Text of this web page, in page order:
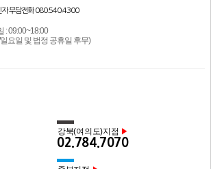
자 부담전화 080.540.4300
: 09:00~18:00
요일 및 법정 공휴일 후무)
강북(여의도)지점 ▶
02.784.7070